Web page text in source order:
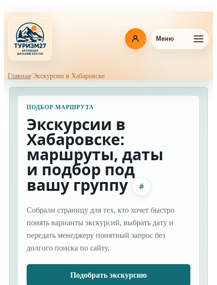
основному
содержанию
Меню
Навигационная
цепочка
Главная Экскурсии в Хабаровске
ПОДБОР МАРШРУТА
Экскурсии в
Хабаровске:
маршруты, даты
и подбор под
вашу группу #
Собрали страницу для тех, кто хочет быстро
понять варианты экскурсий, выбрать дату и
передать менеджеру понятный запрос без
долгого поиска по сайту.
Подобрать экскурсию